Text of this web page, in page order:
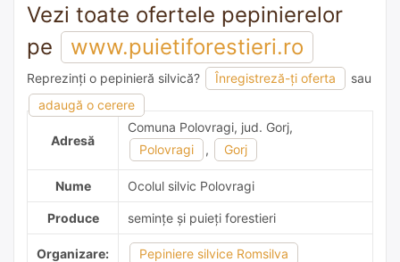
Vezi toate ofertele pepinierelor
pe
www.puietiforestieri.ro
Reprezinți o pepinieră silvică? Înregistreză-ți oferta
sau
adaugă o cerere
adaugă o recomandare
Adresă
Comuna Polovragi, jud. Gorj,
Polovragi
, Gorj
Nume Ocolul silvic Polovragi
Produce semințe și puieți forestieri
Organizare: Pepiniere silvice Romsilva